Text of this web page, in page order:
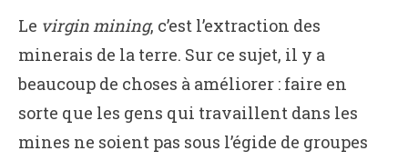
Le virgin mining, c’est l’extraction des
minerais de la terre. Sur ce sujet, il y a
beaucoup de choses à améliorer : faire en
sorte que les gens qui travaillent dans les
mines ne soient pas sous l’égide de groupes